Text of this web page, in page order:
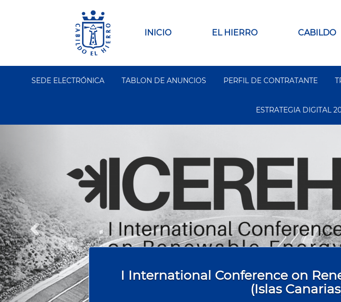
Main
INICIO EL HIERRO CABILDO
Segundo
SEDE ELECTRÓNICA TABLON DE ANUNCIOS PERFIL DE CONTRATANTE
ESTRATEGIA DIGITAL
I International Conference on
(Islas